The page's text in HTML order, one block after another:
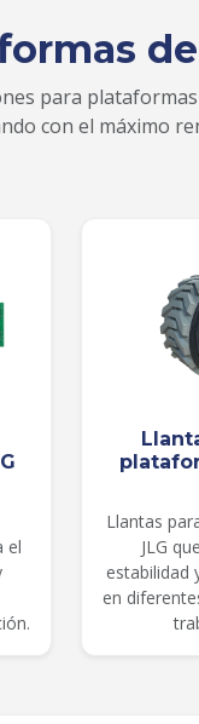
para
con el máximo
el
Llantas
JLG
estabilidad
en